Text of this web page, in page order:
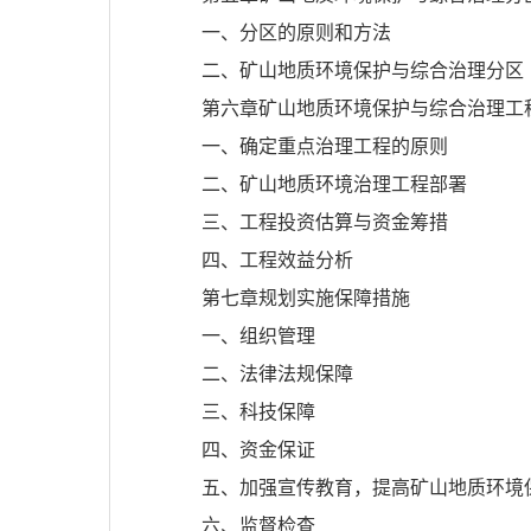
一、分区的原则和方法
二、矿山地质环境保护与综合治理分区
第六章矿山地质环境保护与综合治理工
一、确定重点治理工程的原则
二、矿山地质环境治理工程部署
三、工程投资估算与资金筹措
四、工程效益分析
第七章规划实施保障措施
一、组织管理
二、法律法规保障
三、科技保障
四、资金保证
五、加强宣传教育，提高矿山地质环境
六、监督检查